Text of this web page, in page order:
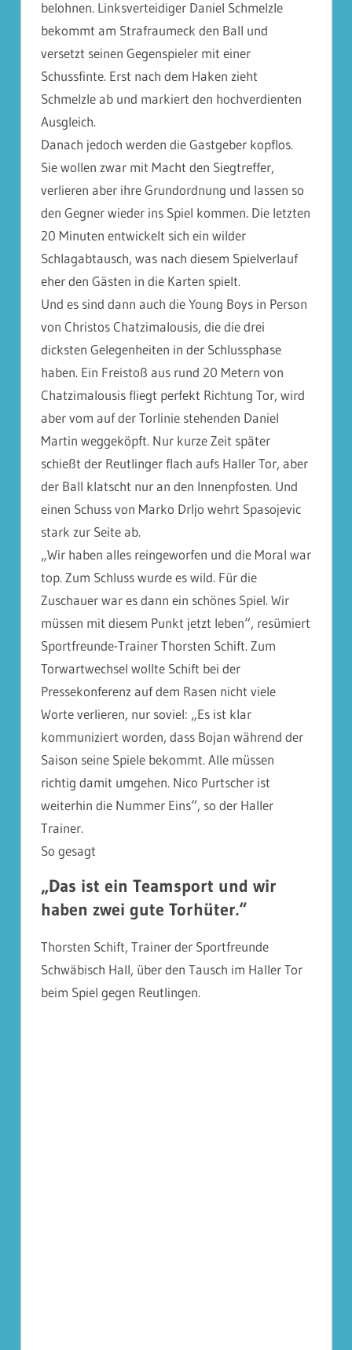
belohnen. Linksverteidiger Daniel Schmelzle
bekommt am Strafraumeck den Ball und
versetzt seinen Gegenspieler mit einer
Schussfinte. Erst nach dem Haken zieht
Schmelzle ab und markiert den hochverdienten
Ausgleich.
Danach jedoch werden die Gastgeber kopflos.
Sie wollen zwar mit Macht den Siegtreffer,
verlieren aber ihre Grundordnung und lassen so
den Gegner wieder ins Spiel kommen. Die letzten
20 Minuten entwickelt sich ein wilder
Schlagabtausch, was nach diesem Spielverlauf
eher den Gästen in die Karten spielt.
Und es sind dann auch die Young Boys in Person
von Christos Chatzimalousis, die die drei
dicksten Gelegenheiten in der Schlussphase
haben. Ein Freistoß aus rund 20 Metern von
Chatzimalousis fliegt perfekt Richtung Tor, wird
aber vom auf der Torlinie stehenden Daniel
Martin weggeköpft. Nur kurze Zeit später
schießt der Reutlinger flach aufs Haller Tor, aber
der Ball klatscht nur an den Innenpfosten. Und
einen Schuss von Marko Drljo wehrt Spasojevic
stark zur Seite ab.
„Wir haben alles reingeworfen und die Moral war
top. Zum Schluss wurde es wild. Für die
Zuschauer war es dann ein schönes Spiel. Wir
müssen mit diesem Punkt jetzt leben“, resümiert
Sportfreunde-Trainer Thorsten Schift. Zum
Torwartwechsel wollte Schift bei der
Pressekonferenz auf dem Rasen nicht viele
Worte verlieren, nur soviel: „Es ist klar
kommuniziert worden, dass Bojan während der
Saison seine Spiele bekommt. Alle müssen
richtig damit umgehen. Nico Purtscher ist
weiterhin die Nummer Eins“, so der Haller
Trainer.
So gesagt
„Das ist ein Teamsport und wir
haben zwei gute Torhüter.“
Thorsten Schift, Trainer der Sportfreunde
Schwäbisch Hall, über den Tausch im Haller Tor
beim Spiel gegen Reutlingen.